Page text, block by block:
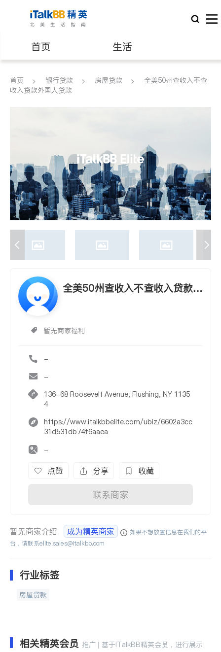
首页 生活
医生 律师
养老 非盈利组织
首页 银行贷款 房屋贷款
全美50州查收入不查
收入贷款外国人贷款
全美50州查收入不查收入贷款外
暂无商家福利
-
-
136-68 Roosevelt Avenue, Flushing, NY 1135
4
https://www.italkbbelite.com/ubiz/6602a3cc
31d531db74f6aaea
-
点赞 分享 收藏
联系商家
暂无商家介绍 成为精英商家
如果不想放置信息在我们的平
台，请联系elite.sales@italkbb.com
行业标签
房屋贷款
相关精英会员 推广 | 基于iTalkBB精英会员，进行展示